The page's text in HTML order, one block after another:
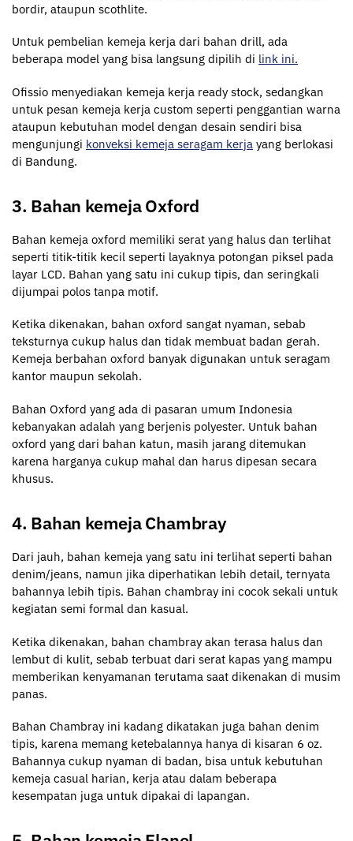
bordir, ataupun scothlite.
Untuk pembelian kemeja kerja dari bahan drill, ada
beberapa model yang bisa langsung dipilih di link ini.
Ofissio menyediakan kemeja kerja ready stock, sedangkan
untuk pesan kemeja kerja custom seperti penggantian warna
ataupun kebutuhan model dengan desain sendiri bisa
mengunjungi konveksi kemeja seragam kerja yang berlokasi
di Bandung.
3. Bahan kemeja Oxford
Bahan kemeja oxford memiliki serat yang halus dan terlihat
seperti titik-titik kecil seperti layaknya potongan piksel pada
layar LCD. Bahan yang satu ini cukup tipis, dan seringkali
dijumpai polos tanpa motif.
Ketika dikenakan, bahan oxford sangat nyaman, sebab
teksturnya cukup halus dan tidak membuat badan gerah.
Kemeja berbahan oxford banyak digunakan untuk seragam
kantor maupun sekolah.
Bahan Oxford yang ada di pasaran umum Indonesia
kebanyakan adalah yang berjenis polyester. Untuk bahan
oxford yang dari bahan katun, masih jarang ditemukan
karena harganya cukup mahal dan harus dipesan secara
khusus.
4. Bahan kemeja Chambray
Dari jauh, bahan kemeja yang satu ini terlihat seperti bahan
denim/jeans, namun jika diperhatikan lebih detail, ternyata
bahannya lebih tipis. Bahan chambray ini cocok sekali untuk
kegiatan semi formal dan kasual.
Ketika dikenakan, bahan chambray akan terasa halus dan
lembut di kulit, sebab terbuat dari serat kapas yang mampu
memberikan kenyamanan terutama saat dikenakan di musim
panas.
Bahan Chambray ini kadang dikatakan juga bahan denim
tipis, karena memang ketebalannya hanya di kisaran 6 oz.
Bahannya cukup nyaman di badan, bisa untuk kebutuhan
kemeja casual harian, kerja atau dalam beberapa
kesempatan juga untuk dipakai di lapangan.